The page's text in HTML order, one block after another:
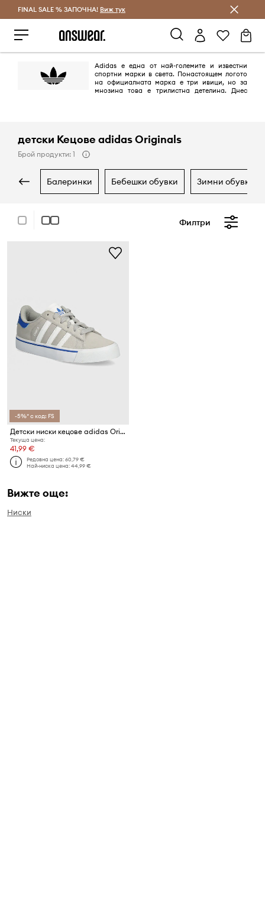
Спестявай с Answear Club
FINAL SALE % ЗАПОЧНА! Виж тук
Adidas е една от най-големите и известни
спортни марки в света. Понастоящем логото
на официалната марка е три ивици, но за
мнозина това е трилистна детелина. Днес
детски Кецове adidas Originals
Брой продукти: 1
балеринки бебешки обувки зимни обувки
Филтри
-5%* с код: FS
Детски ниски кецове adidas Originals CAMPUS VULC
Текуща цена:
41,99 €
Редовна цена:60,79 €
Най-ниска цена:44,99 €
Вижте още:
Ниски